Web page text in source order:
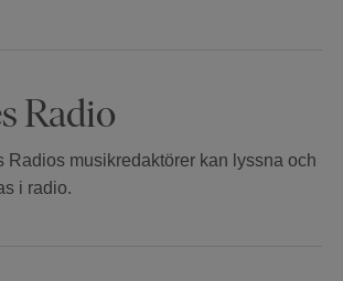
Radio
musikredaktörer kan lyssna och
i radio.